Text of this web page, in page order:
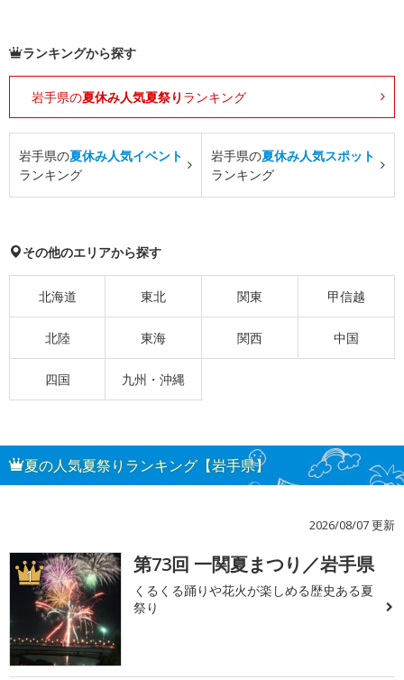
ランキングから探す
岩手県の夏休み人気夏祭り ランキング
岩手県の夏休み人気イベント
ランキング
岩手県の夏休み人気スポット
ランキング
その他のエリアから探す
北海道 東北 関東 甲信越
北陸 東海 関西 中国
四国 九州・沖縄
夏の人気夏祭りランキング【岩手県】
2026/08/07 更新
1 第73回 一関夏まつり／岩手県
くるくる踊りや花火が楽しめる歴史ある夏
祭り